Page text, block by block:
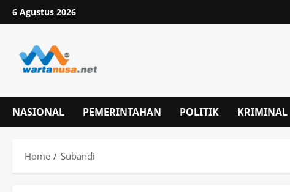
Skip
to
6 Agustus 2026
NASIONAL PEMERINTAHAN POLITIK KRIMINAL
Home Subandi